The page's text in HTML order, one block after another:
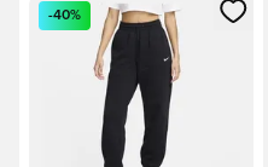
Åbner en Modal til at
-40%